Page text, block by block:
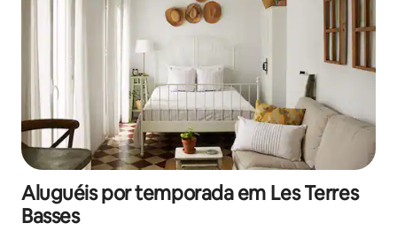
Aluguéis por temporada em Les Terres
Basses